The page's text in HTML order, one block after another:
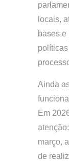
locais,
bases
Ainda
Em
março,
de